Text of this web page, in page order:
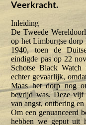
Veerkracht.
Inleiding
De Tweede
op het Limburgse
1940, toen de
eindigde pas op 22
Schotse Black
echter gevaarlijk,
Maas het dorp nog
bevrijd was. Deze vijf
van angst, ontbering
Om een genuanceerd
hebben we geput uit